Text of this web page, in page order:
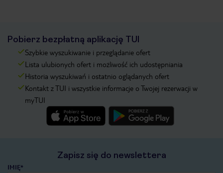
Pobierz bezpłatną aplikację TUI
Szybkie wyszukiwanie i przeglądanie ofert
Lista ulubionych ofert i możliwość ich udostępniania
Historia wyszukiwań i ostatnio oglądanych ofert
Kontakt z TUI i wszystkie informacje o Twojej rezerwacji w
myTUI
Zapisz się do newslettera
IMIĘ*